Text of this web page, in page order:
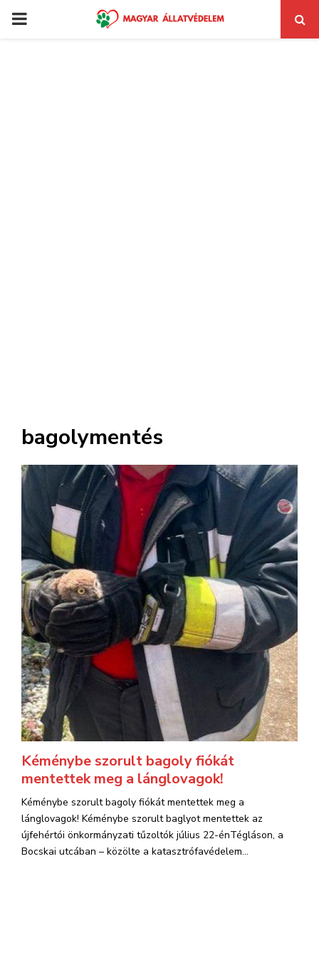
PRIMARY
bagolymentés
Kéménybe szorult bagoly fiókát
mentettek meg a lánglovagok!
Kéménybe szorult bagoly fiókát mentettek meg a
lánglovagok! Kéménybe szorult baglyot mentettek az
újfehértói önkormányzati tűzoltók július 22-énTégláson, a
Bocskai utcában – közölte a katasztrófavédelem...